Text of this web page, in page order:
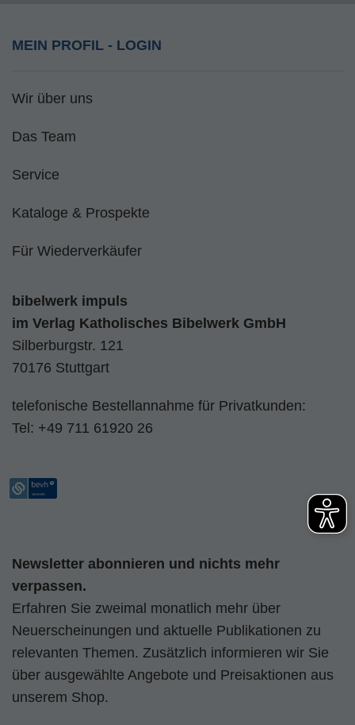
MEIN PROFIL - LOGIN
Wir über uns
Das Team
Service
Kataloge & Prospekte
Für Wiederverkäufer
bibelwerk impuls
im Verlag Katholisches Bibelwerk GmbH
Silberburgstr. 121
70176 Stuttgart
telefonische Bestellannahme für Privatkunden:
Tel: +49 711 61920 26
Newsletter abonnieren und nichts mehr
verpassen.
Erfahren Sie zweimal monatlich mehr über
Neuerscheinungen und aktuelle Publikationen zu
relevanten Themen. Zusätzlich informieren wir Sie
über ausgewählte Angebote und Preisaktionen aus
unserem Shop.